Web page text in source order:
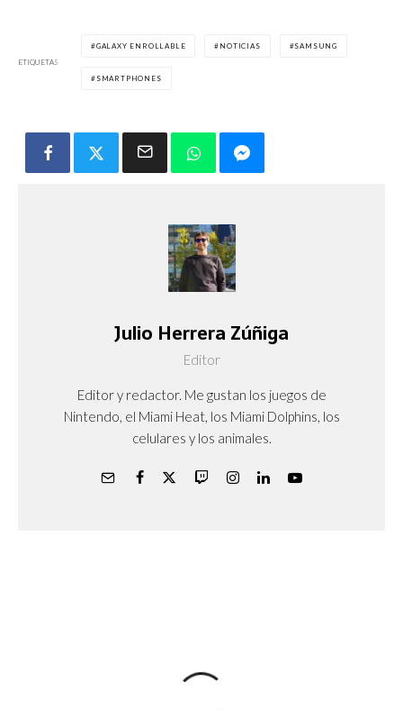
ETIQUETAS
GALAXY ENROLLABLE NOTICIAS SAMSUNG
SMARTPHONES
Julio Herrera Zúñiga
Editor
Editor y redactor. Me gustan los juegos de
Nintendo, el Miami Heat, los Miami Dolphins, los
celulares y los animales.